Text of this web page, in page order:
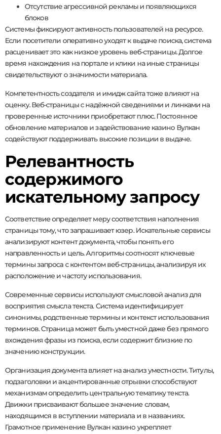
Отсутствие агрессивной рекламы и появляющихся
блоков
Системы фиксируют активность пользователей на ресурсе.
Если посетители оперативно уходят к выдаче поиска, система
расценивает это как низкое уровень веб-страницы. Долгое
время нахождения на портале и клики на иные страницы
свидетельствуют о значимости материала.
Компетентность создателя и имидж сайта тоже влияют на
оценку. Веб-страницы с надёжной сведениями и линками на
проверенные источники приобретают плюс. Постоянное
обновление материалов и задействование казино Вулкан
содействуют поддерживать высокие позиции в выдаче.
Релевантность
содержимого
искательному запросу
Соответствие определяет меру соответствия наполнения
страницы тому, что запрашивает юзер. Искательные сервисы
анализируют контент документа, чтобы понять его
направленность и цель. Алгоритмы соотносят ключевые
термины запроса с контентом веб-страницы, анализируя их
расположение и частоту использования.
Современные сервисы используют смысловой анализ для
восприятия смысла текста. Система идентифицирует
синонимы, родственные термины и контекст использования
терминов. Страница может быть уместной даже без прямого
вхождения фразы из поиска, если содержит близкие по
значению конструкции.
Организация документа влияет на анализ уместности. Титулы,
подзаголовки и акцентированные отрывки способствуют
механизмам определить центральную тематику текста.
Движки присваивают большее значение словам,
находящимся в вступлении материала и в названиях.
Грамотное применение Вулкан казино укрепляет